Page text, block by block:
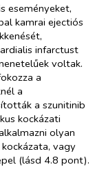
eseményeket,
kamrai ejectiós
infarctust
voltak.
a
a
a szunitinib
kockázati
olyan
vagy
(lásd 4.8 pont).